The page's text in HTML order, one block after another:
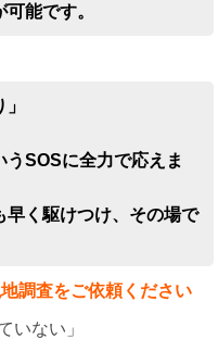
能です。
うSOSに全力で応えま
早く駆けつけ、その場で
調査をご依頼ください
いない」